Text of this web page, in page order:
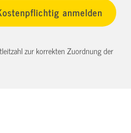
zur korrekten Zuordnung der